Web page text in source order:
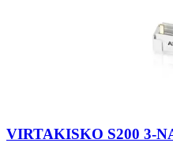
VIRTAKISKO S200 3-